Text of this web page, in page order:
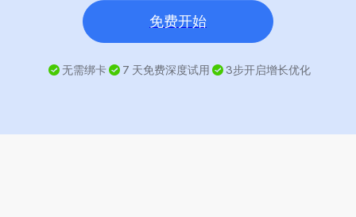
免费开始
无需绑卡 7 天免费深度试用 3步开启增长优化